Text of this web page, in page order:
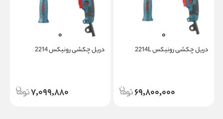
دریل چکشی رونیکس 2214L
69,800,000
دریل چکشی رونیکس 2214
7,099,880